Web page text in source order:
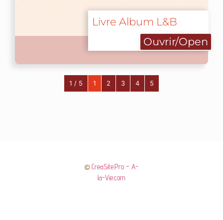
Livre Album L&B
Ouvrir/Open
1 / 5 1 2 3 4 5
© CreaSite.Pro– A-
la-Vie.com